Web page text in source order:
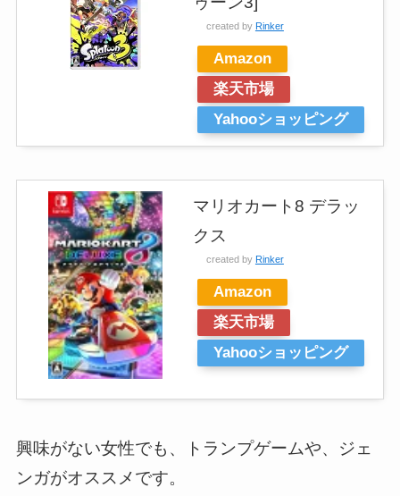
created by Rinker
Amazon
楽天市場
Yahooショッピング
マリオカート8 デラッ
クス
created by Rinker
Amazon
楽天市場
Yahooショッピング
興味がない女性でも、トランプゲームや、ジェ
ンガがオススメです。